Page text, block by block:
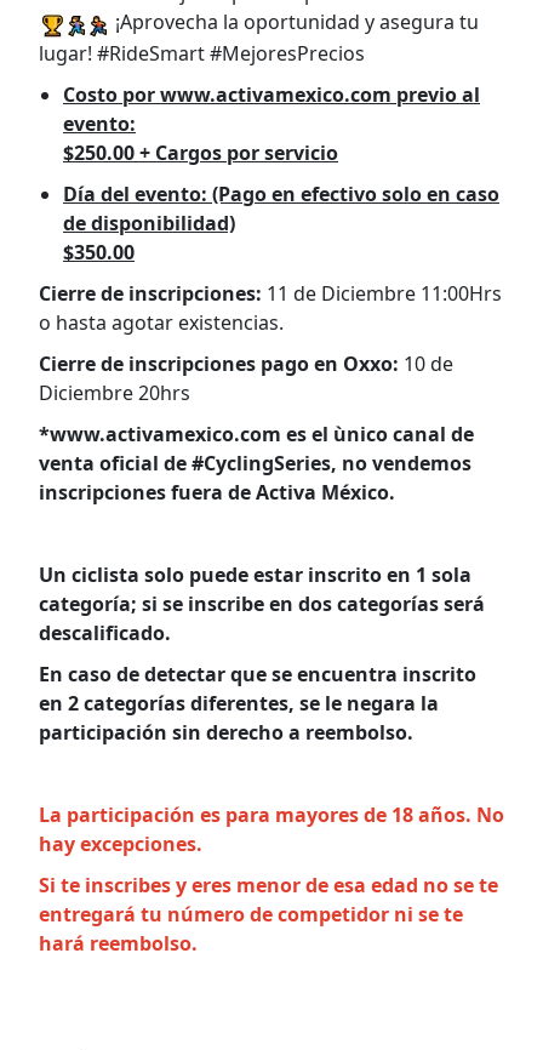
¡Aprovecha la oportunidad y asegura tu
lugar! #RideSmart #MejoresPrecios
Costo por www.activamexico.com previo al
evento:
$250.00 + Cargos por servicio
Día del evento: (Pago en efectivo solo en caso
de disponibilidad)
$350.00
Cierre de inscripciones: 11 de Diciembre 11:00Hrs
o hasta agotar existencias.
Cierre de inscripciones pago en Oxxo: 10 de
Diciembre 20hrs
*www.activamexico.com es el ùnico canal de
venta oficial de #CyclingSeries, no vendemos
inscripciones fuera de Activa México.
Un ciclista solo puede estar inscrito en 1 sola
categoría; si se inscribe en dos categorías será
descalificado.
En caso de detectar que se encuentra inscrito
en 2 categorías diferentes, se le negara la
participación sin derecho a reembolso.
La participación es para mayores de 18 años. No
hay excepciones.
Si te inscribes y eres menor de esa edad no se te
entregará tu número de competidor ni se te
hará reembolso.